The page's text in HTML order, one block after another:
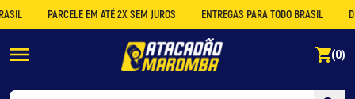
PARCELE EM ATÉ 2X SEM JUROS ENTREGAS PARA TODO BRASIL
(0)